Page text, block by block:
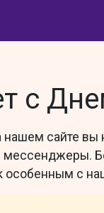
с
сайте
особенным с